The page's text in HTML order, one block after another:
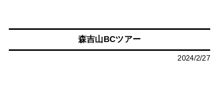
森吉山BCツアー
2024/2/27